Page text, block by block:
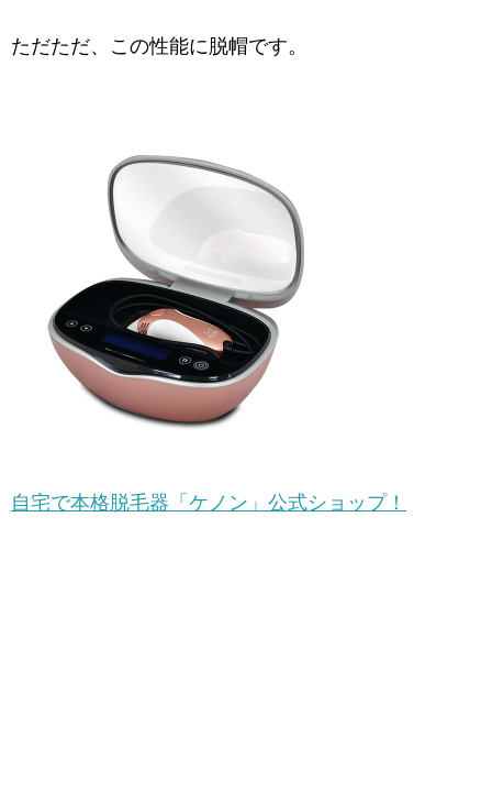
ただただ、この性能に脱帽です。
自宅で本格脱毛器「ケノン」公式ショップ！